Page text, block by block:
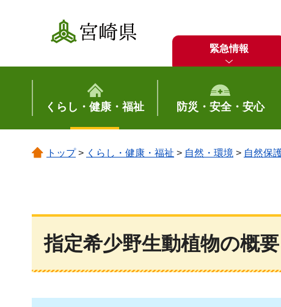
宮崎県
緊急情報
くらし・健康・福祉 防災・安全・安心
トップ> くらし・健康・福祉 > 自然・環境 > 自然保
指定希少野生動植物の概要